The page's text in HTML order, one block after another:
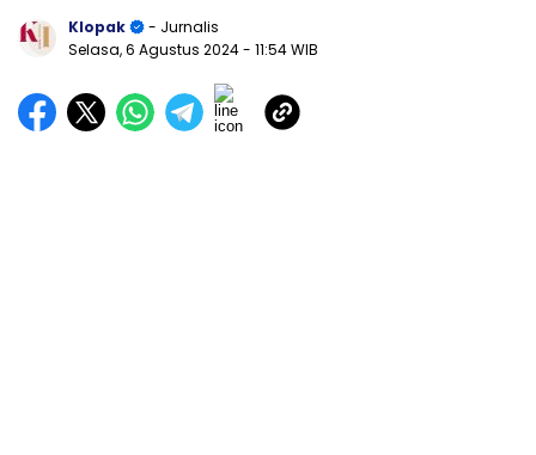
Klopak
- Jurnalis
Selasa, 6 Agustus 2024- 11:54 WIB